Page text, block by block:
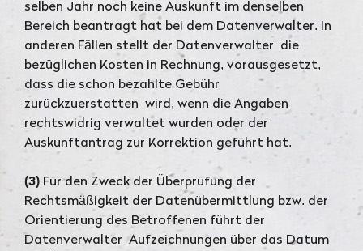
selben Jahr noch keine Auskunft im denselben
Bereich beantragt hat bei dem Datenverwalter. In
anderen Fällen stellt der Datenverwalter die
bezüglichen Kosten in Rechnung, vorausgesetzt,
dass die schon bezahlte Gebühr
zurückzuerstatten wird, wenn die Angaben
rechtswidrig verwaltet wurden oder der
Auskunftantrag zur Korrektion geführt hat.
(3) Für den Zweck der Überprüfung der
Rechtsmäßigkeit der Datenübermittlung bzw. der
Orientierung des Betroffenen führt der
Datenverwalter Aufzeichnungen über das Datum